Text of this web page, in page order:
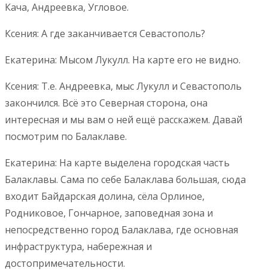
Кача, Андреевка, Угловое.
Ксения: А где заканчивается Севастополь?
Екатерина: Мысом Лукулл. На карте его не видно.
Ксения: Т.е. Андреевка, мыс Лукулл и Севастополь
закончился. Всё это Северная сторона, она
интересная и мы вам о ней ещё расскажем. Давай
посмотрим по Балаклаве.
Екатерина: На карте выделена городская часть
Балаклавы. Сама по себе Балаклава большая, сюда
входит Байдарская долина, сёла Орлиное,
Родниковое, Гончарное, заповедная зона и
непосредственно город Балаклава, где основная
инфраструктура, набережная и
достопримечательности.